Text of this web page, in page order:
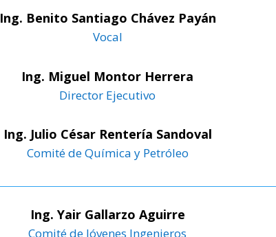
Ing. Benito Santiago Chávez Payán
Vocal
Ing. Miguel Montor Herrera
Director Ejecutivo
Ing. Julio César Rentería Sandoval
Comité de Química y Petróleo
Ing. Yair Gallarzo Aguirre
Comité de Jóvenes Ingenieros